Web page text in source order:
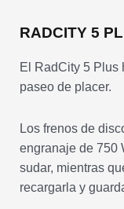
RADCITY 5
El RadCity 5 Plus
paseo de placer.
Los frenos de
engranaje de 750
sudar, mientras
recargarla y